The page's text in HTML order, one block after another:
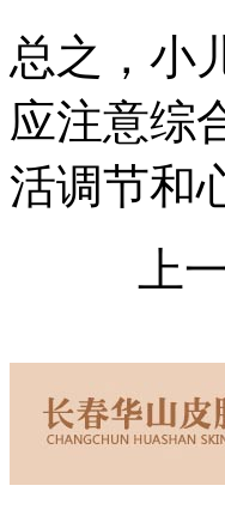
总之，小
应注意综
活调节和
上